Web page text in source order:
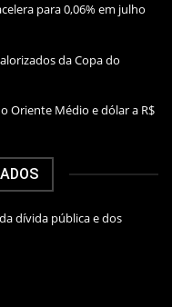
para 0,06% em julho
da Copa do
Oriente Médio e dólar a R$
dívida pública e dos